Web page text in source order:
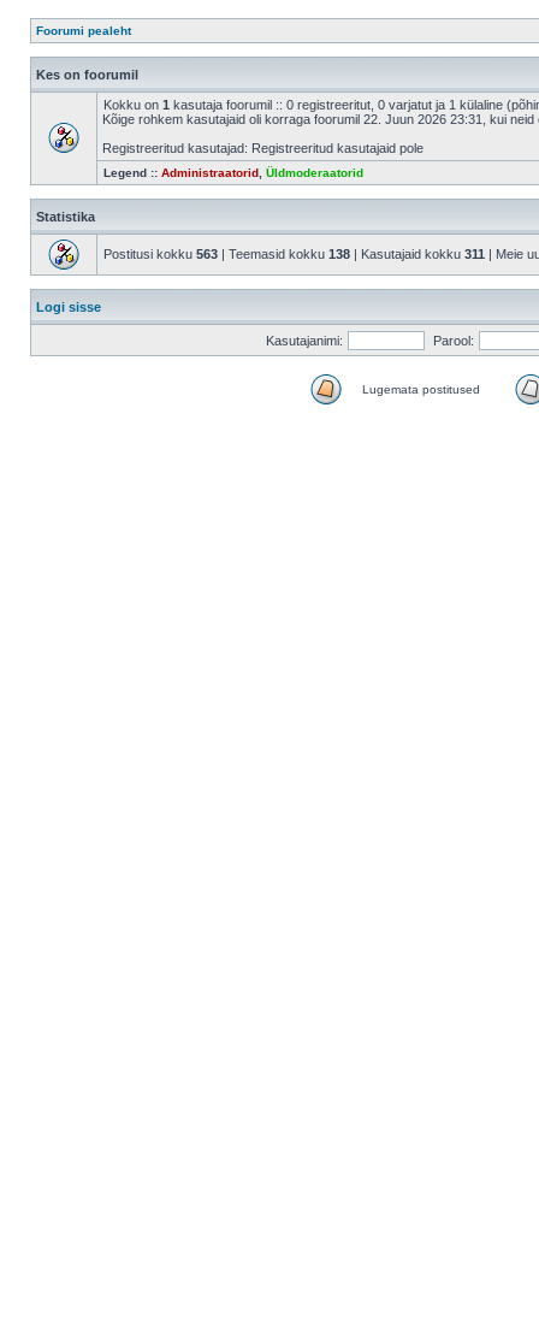
Foorumi pealeht
Kes on foorumil
Kokku on 1 kasutaja foorumil :: 0 registreeritut, 0 varjatut ja 1 külaline
Kõige rohkem kasutajaid oli korraga foorumil 22. Juun 2026 23:31, kui neid
Registreeritud kasutajad: Registreeritud kasutajaid pole
Legend :: Administraatorid Üldmoderaatorid
Statistika
Postitusi kokku 563 | Teemasid kokku 138 | Kasutajaid kokku 311 | Meie
Logi sisse
Kasutajanimi: Parool:
Lugemata postitused